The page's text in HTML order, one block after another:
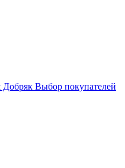
Выбор покупателей